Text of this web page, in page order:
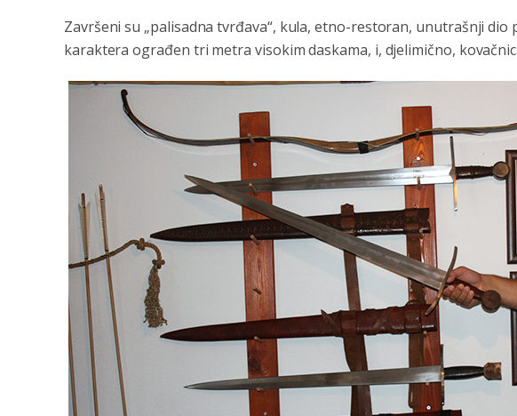
Završeni su „palisadna tvrđava“, kula, etno-restoran, unutrašnji
karaktera ograđen tri metra visokim daskama, i, djelimično,